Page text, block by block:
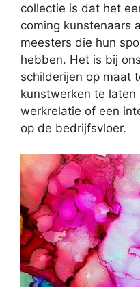
collectie is dat het
coming kunstenaars
meesters die hun
hebben. Het is bij
schilderijen op maat
kunstwerken te
werkrelatie of een
op de bedrijfsvloer.